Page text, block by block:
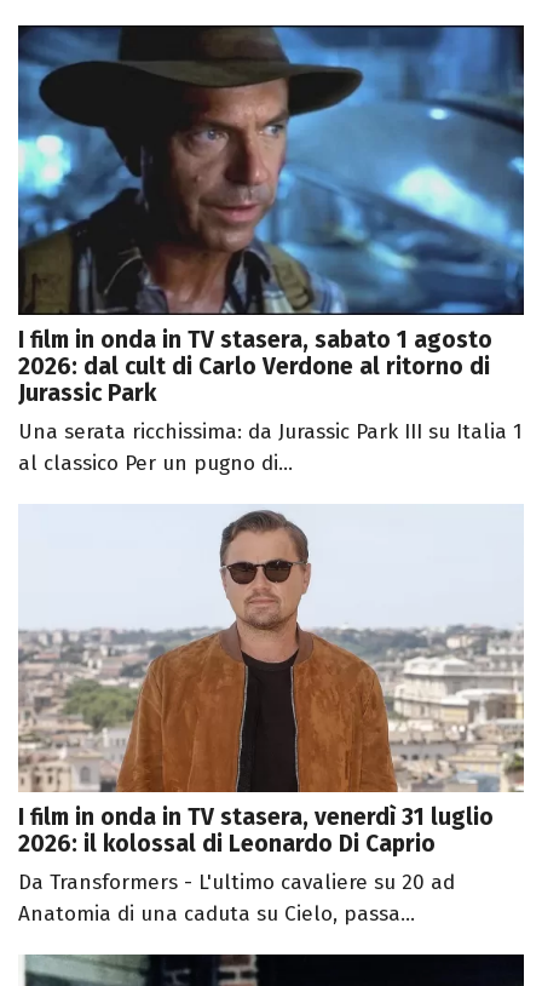
I film in onda in TV stasera, sabato 1 agosto
2026: dal cult di Carlo Verdone al ritorno di
Jurassic Park
Una serata ricchissima: da Jurassic Park III su Italia 1
al classico Per un pugno di...
I film in onda in TV stasera, venerdì 31 luglio
2026: il kolossal di Leonardo Di Caprio
Da Transformers - L'ultimo cavaliere su 20 ad
Anatomia di una caduta su Cielo, passa...